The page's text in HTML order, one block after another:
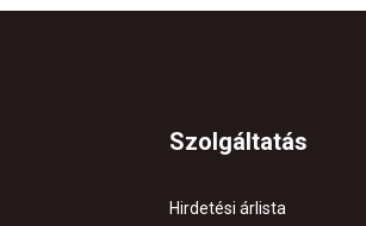
Szolgáltatás
Hirdetési árlista